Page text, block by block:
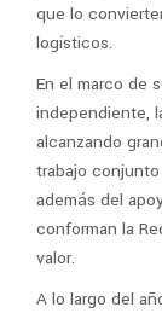
que lo
logísticos.
En el marco de
independiente,
alcanzando
trabajo
además del
conforman la
valor.
A lo largo del